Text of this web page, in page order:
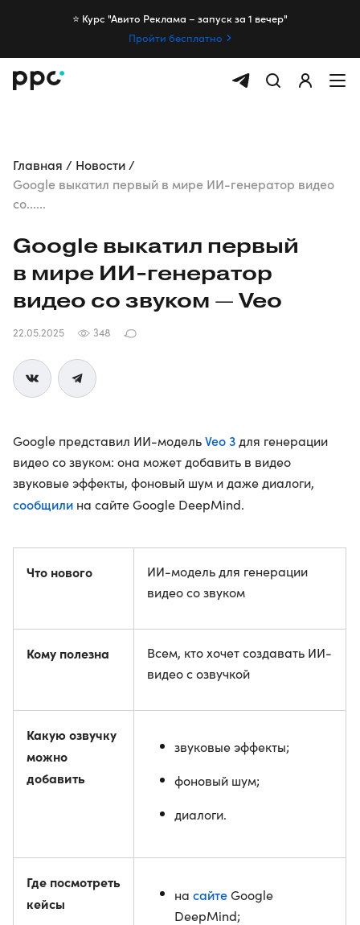
⭐️ Курс "Авито Реклама – запуск за 1 вечер"
Пройти бесплатно
Главная
Новости
Google выкатил первый в мире ИИ-генератор видео
со......
Google выкатил первый
в мире ИИ-генератор
видео со звуком — Veo
22.05.2025 348
Google представил ИИ-модельVeo 3 для генерации
видео со звуком: она может добавить в видео
звуковые эффекты, фоновый шум и даже диалоги,
сообщили на сайте Google DeepMind.
Что нового
ИИ-модель для генерации
видео со звуком
Кому полезна
Всем, кто хочет создавать ИИ-
видео с озвучкой
Какую озвучку
можно
добавить
звуковые эффекты;
фоновый шум;
диалоги.
Где посмотреть
кейсы
на сайтеGoogle
DeepMind;